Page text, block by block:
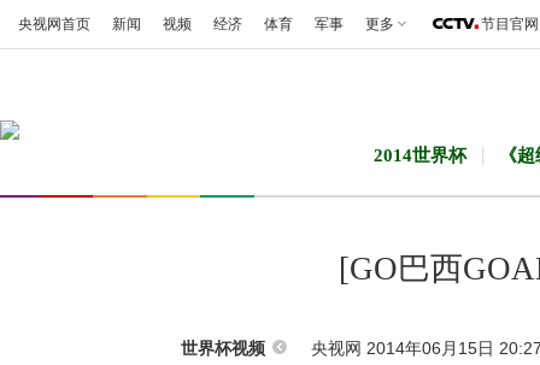
央视网首页 新闻 视频 经济 体育 军事 更多 节目官网
2014世界杯 《
[GO巴西
世界杯视频 央视网 2014年06月15日